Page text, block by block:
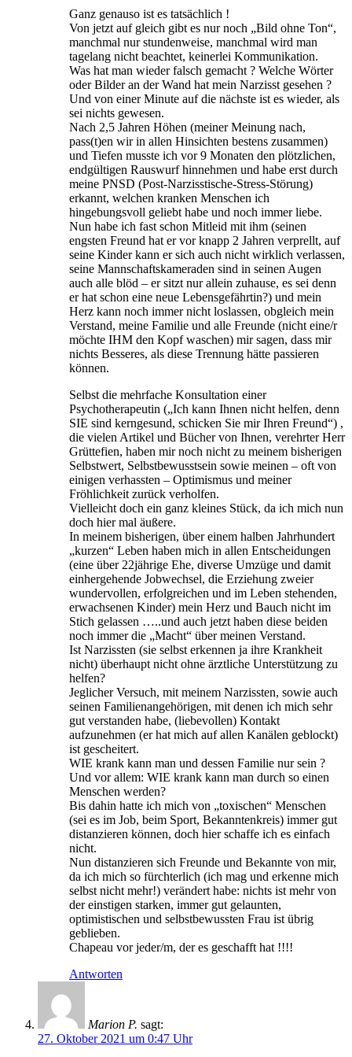
Ganz genauso ist es tatsächlich !
Von jetzt auf gleich gibt es nur noch „Bild ohne Ton“,
manchmal nur stundenweise, manchmal wird man
tagelang nicht beachtet, keinerlei Kommunikation.
Was hat man wieder falsch gemacht ? Welche Wörter
oder Bilder an der Wand hat mein Narzisst gesehen ?
Und von einer Minute auf die nächste ist es wieder, als
sei nichts gewesen.
Nach 2,5 Jahren Höhen (meiner Meinung nach,
pass(t)en wir in allen Hinsichten bestens zusammen)
und Tiefen musste ich vor 9 Monaten den plötzlichen,
endgültigen Rauswurf hinnehmen und habe erst durch
meine PNSD (Post-Narzisstische-Stress-Störung)
erkannt, welchen kranken Menschen ich
hingebungsvoll geliebt habe und noch immer liebe.
Nun habe ich fast schon Mitleid mit ihm (seinen
engsten Freund hat er vor knapp 2 Jahren verprellt, auf
seine Kinder kann er sich auch nicht wirklich verlassen,
seine Mannschaftskameraden sind in seinen Augen
auch alle blöd – er sitzt nur allein zuhause, es sei denn
er hat schon eine neue Lebensgefährtin?) und mein
Herz kann noch immer nicht loslassen, obgleich mein
Verstand, meine Familie und alle Freunde (nicht eine/r
möchte IHM den Kopf waschen) mir sagen, dass mir
nichts Besseres, als diese Trennung hätte passieren
können.
Selbst die mehrfache Konsultation einer
Psychotherapeutin („Ich kann Ihnen nicht helfen, denn
SIE sind kerngesund, schicken Sie mir Ihren Freund“) ,
die vielen Artikel und Bücher von Ihnen, verehrter Herr
Grüttefien, haben mir noch nicht zu meinem bisherigen
Selbstwert, Selbstbewusstsein sowie meinen – oft von
einigen verhassten – Optimismus und meiner
Fröhlichkeit zurück verholfen.
Vielleicht doch ein ganz kleines Stück, da ich mich nun
doch hier mal äußere.
In meinem bisherigen, über einem halben Jahrhundert
„kurzen“ Leben haben mich in allen Entscheidungen
(eine über 22jährige Ehe, diverse Umzüge und damit
einhergehende Jobwechsel, die Erziehung zweier
wundervollen, erfolgreichen und im Leben stehenden,
erwachsenen Kinder) mein Herz und Bauch nicht im
Stich gelassen …..und auch jetzt haben diese beiden
noch immer die „Macht“ über meinen Verstand.
Ist Narzissten (sie selbst erkennen ja ihre Krankheit
nicht) überhaupt nicht ohne ärztliche Unterstützung zu
helfen?
Jeglicher Versuch, mit meinem Narzissten, sowie auch
seinen Familienangehörigen, mit denen ich mich sehr
gut verstanden habe, (liebevollen) Kontakt
aufzunehmen (er hat mich auf allen Kanälen geblockt)
ist gescheitert.
WIE krank kann man und dessen Familie nur sein ?
Und vor allem: WIE krank kann man durch so einen
Menschen werden?
Bis dahin hatte ich mich von „toxischen“ Menschen
(sei es im Job, beim Sport, Bekanntenkreis) immer gut
distanzieren können, doch hier schaffe ich es einfach
nicht.
Nun distanzieren sich Freunde und Bekannte von mir,
da ich mich so fürchterlich (ich mag und erkenne mich
selbst nicht mehr!) verändert habe: nichts ist mehr von
der einstigen starken, immer gut gelaunten,
optimistischen und selbstbewussten Frau ist übrig
geblieben.
Chapeau vor jeder/m, der es geschafft hat !!!!
Antworten
Marion P. sagt:
27. Oktober 2021 um 0:47 Uhr